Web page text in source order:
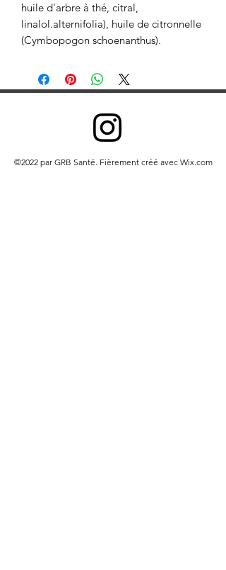
huile d'arbre à thé, citral,
linalol.alternifolia), huile de citronnelle
(Cymbopogon schoenanthus).
©2022 par GRB Santé. Fièrement créé avec Wix.com